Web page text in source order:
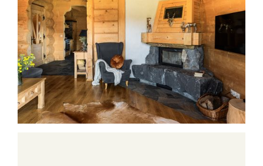
WELLENSS
Baseny, balie i jacuzzi ATRAKCJE